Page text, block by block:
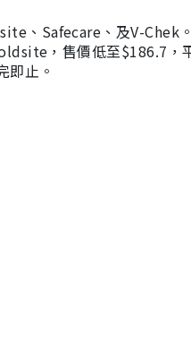
、Safecare、及V-Chek
，售價低至$186.7，
即止。